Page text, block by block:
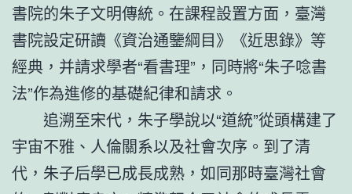
書院的朱子文明傳統。在課程設置方面，臺灣
書院設定研讀《資治通鑒綱目》《近思錄》等
經典，并請求學者“看書理”，同時將“朱子唸書
法”作為進修的基礎紀律和請求。
追溯至宋代，朱子學說以“道統”從頭構建了
宇宙不雅、人倫關系以及社會次序。到了清
代，朱子后學已成長成熟，如同那時臺灣社會